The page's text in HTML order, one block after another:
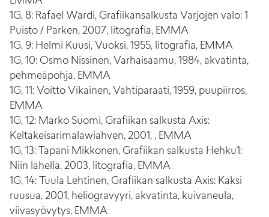
1G, 8: Rafael Wardi, Grafiikansalkusta Varjojen valo: 1
Puisto / Parken, 2007, litografia, EMMA
1G, 9: Helmi Kuusi, Vuoksi, 1955, litografia, EMMA
1G, 10: Osmo Nissinen, Varhaisaamu, 1984, akvatinta,
pehmeäpohja, EMMA
1G, 11: Voitto Vikainen, Vahtiparaati, 1959, puupiirros,
EMMA
1G, 12: Marko Suomi, Grafiikan salkusta Axis:
Keltakeisarimalawiahven, 2001, , EMMA
1G, 13: Tapani Mikkonen, Grafiikan salkusta Hehku1:
Niin lähellä, 2003, litografia, EMMA
1G, 14: Tuula Lehtinen, Grafiikan salkusta Axis: Kaksi
ruusua, 2001, heliogravyyri, akvatinta, kuivaneula,
viivasyövytys, EMMA